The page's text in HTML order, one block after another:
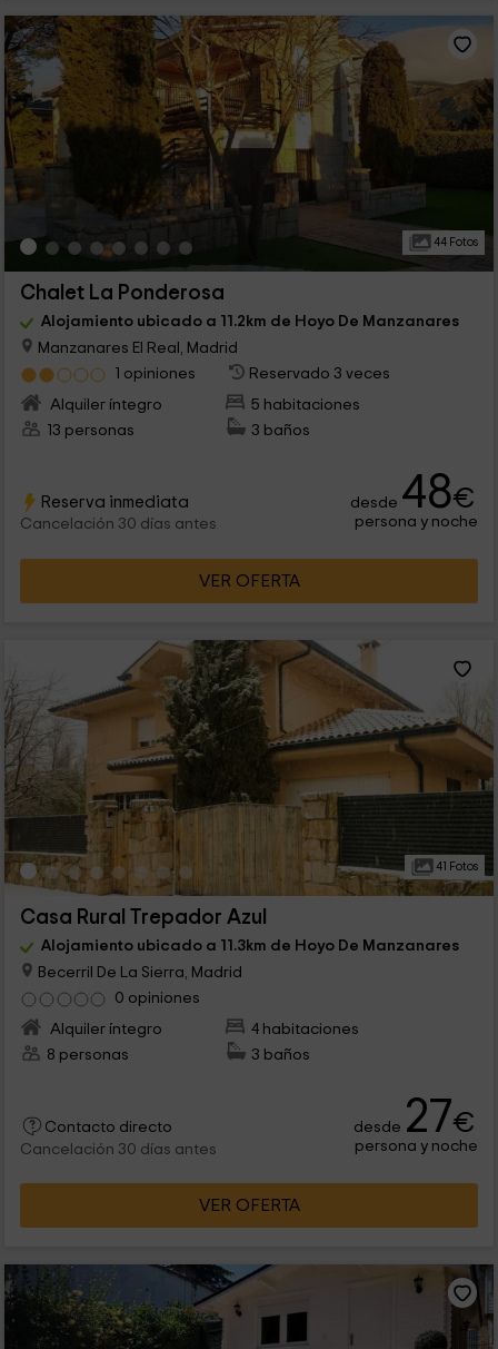
44 Fotos
Chalet La Ponderosa
Alojamiento ubicado a 11.2km de Hoyo De Manzanares
Manzanares El Real, Madrid
1 opiniones
Reservado 3 veces
Alquiler íntegro
5 habitaciones
13 personas
3 baños
Reserva inmediata
Cancelación 30 días antes
desde 48€
persona y noche
VER OFERTA
41 Fotos
Casa Rural Trepador Azul
Alojamiento ubicado a 11.3km de Hoyo De Manzanares
Becerril De La Sierra, Madrid
0 opiniones
Alquiler íntegro
4 habitaciones
8 personas
3 baños
Contacto directo
Cancelación 30 días antes
desde 27€
persona y noche
VER OFERTA